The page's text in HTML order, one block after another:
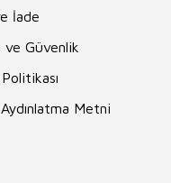
İade
ve Güvenlik
Metni